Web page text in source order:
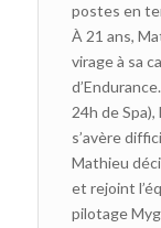
postes en
À 21 ans,
virage à sa
24h de
s’avère
Mathieu
et rejoint
pilotage